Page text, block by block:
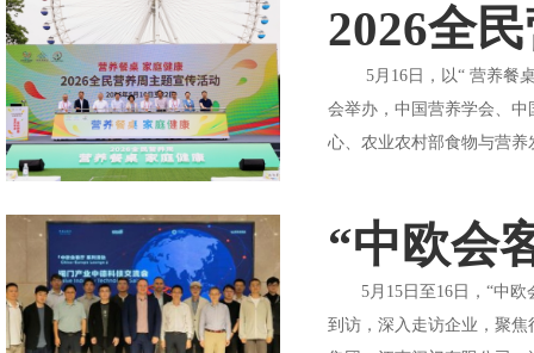
2026全
5月16日，以“ 营养餐桌
会举办，中国营养学会、
心、农业农村部食物与营
“中欧会
5月15日至16日，“中欧
到访，深入走访企业，聚